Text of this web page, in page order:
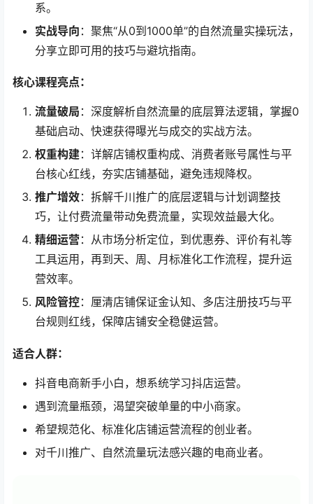
系。
实战导向 ：聚焦“从0到1000单”的自然流量实操玩法，
分享立即可用的技巧与避坑指南。
核心课程亮点：
流量破局 ：深度解析自然流量的底层算法逻辑，掌握0
基础启动、快速获得曝光与成交的实战方法。
权重构建：详解店铺权重构成、消费者账号属性与平
台核心红线，夯实店铺基础，避免违规降权。
推广增效：拆解千川推广的底层逻辑与计划调整技
巧，让付费流量带动免费流量，实现效益最大化。
精细运营：从市场分析定位，到优惠券、评价有礼等
工具运用，再到天、周、月标准化工作流程，提升运
营效率。
风险管控：厘清店铺保证金认知、多店注册技巧与平
台规则红线，保障店铺安全稳健运营。
适合人群：
抖音电商新手小白，想系统学习抖店运营。
遇到流量瓶颈，渴望突破单量的中小商家。
希望规范化、标准化店铺运营流程的创业者。
对千川推广、自然流量玩法感兴趣的电商业者。